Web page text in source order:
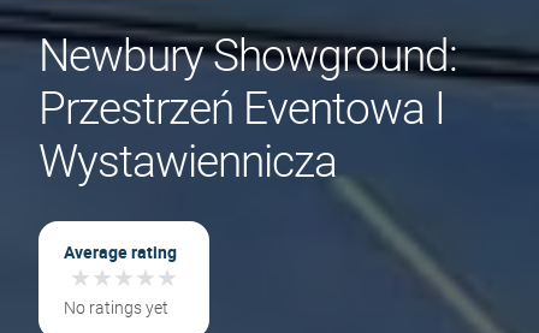
Newbury Showground:
Przestrzeń Eventowa I
Wystawiennicza
Average rating
★★★★★
★★★★★
No ratings yet